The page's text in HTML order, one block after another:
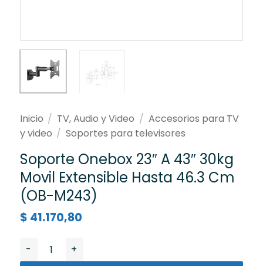
Inicio / TV, Audio y Video / Accesorios para TV
y video / Soportes para televisores
Soporte Onebox 23″ A 43″ 30kg
Movil Extensible Hasta 46.3 Cm
(OB-M243)
$ 41.170,80
Soporte Onebox 23" A 43" 30kg Movil Extensible